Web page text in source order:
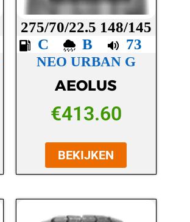
275/70/22.5 148/145
C
B 73
NEO URBAN G
AEOLUS
€413.60
BEKIJKEN